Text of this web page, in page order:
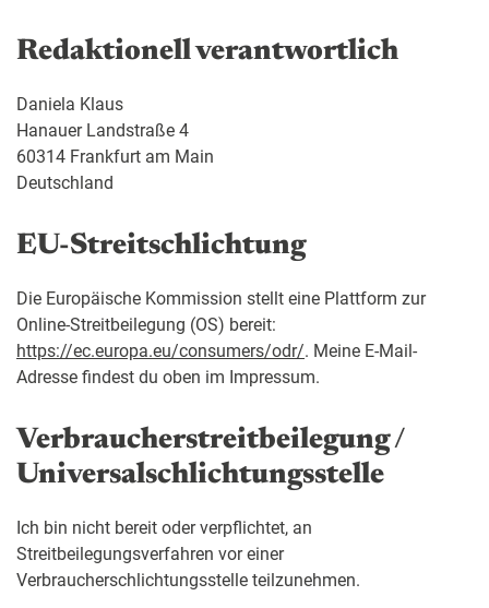
Redaktionell verantwortlich
Daniela Klaus
Hanauer Landstraße 4
60314 Frankfurt am Main
Deutschland
EU-Streitschlichtung
Die Europäische Kommission stellt eine Plattform zur
Online-Streitbeilegung (OS) bereit:
https://ec.europa.eu/consumers/odr/. Meine E-Mail-
Adresse findest du oben im Impressum.
Verbraucherstreit­beilegung /
Universal­schlichtungsstelle
Ich bin nicht bereit oder verpflichtet, an
Streitbeilegungsverfahren vor einer
Verbraucherschlichtungsstelle teilzunehmen.